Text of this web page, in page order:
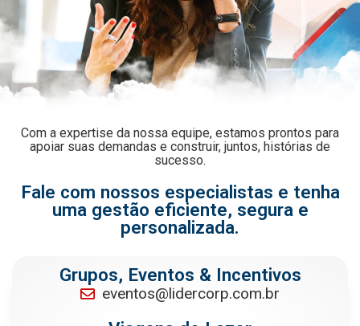
Com a expertise da nossa equipe, estamos prontos para
apoiar suas demandas e construir, juntos, histórias de
sucesso.
Fale com nossos especialistas e tenha
uma gestão eficiente, segura e
personalizada.
Grupos, Eventos & Incentivos
eventos@lidercorp.com.br